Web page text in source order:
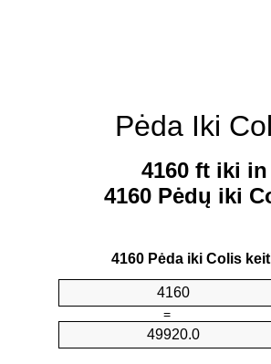
Pėda Iki
4160 ft iki in
4160 Pėdų iki
4160 Pėda iki Colis
=